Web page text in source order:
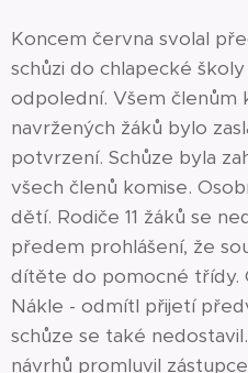
Koncem června svolal
schůzi do chlapecké
odpolední. Všem členům
navržených žáků bylo
potvrzení. Schůze byla
všech členů komise.
dětí. Rodiče 11 žáků se
předem prohlášení, že
dítěte do pomocné třídy.
Nákle - odmítl přijetí
schůze se také
návrhů promluvil